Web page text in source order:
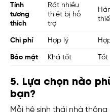
Tính
tương
thích
Rất nhiều
thiết bị hỗ
trợ
Chi phí Hợp lý
Bảo mật Khá tốt Tốt
5. Lựa chọn nào
bạn?
Mỗi hệ sinh thái nhà